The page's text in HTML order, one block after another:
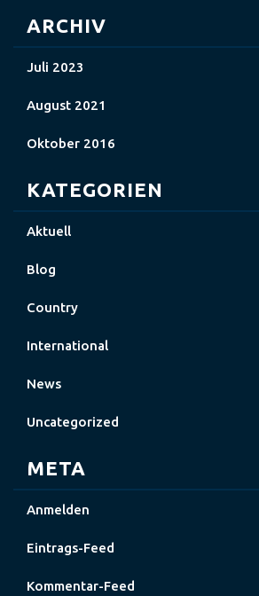
ARCHIV
Juli 2023
August 2021
Oktober 2016
KATEGORIEN
Aktuell
Blog
Country
International
News
Uncategorized
META
Anmelden
Eintrags-Feed
Kommentar-Feed